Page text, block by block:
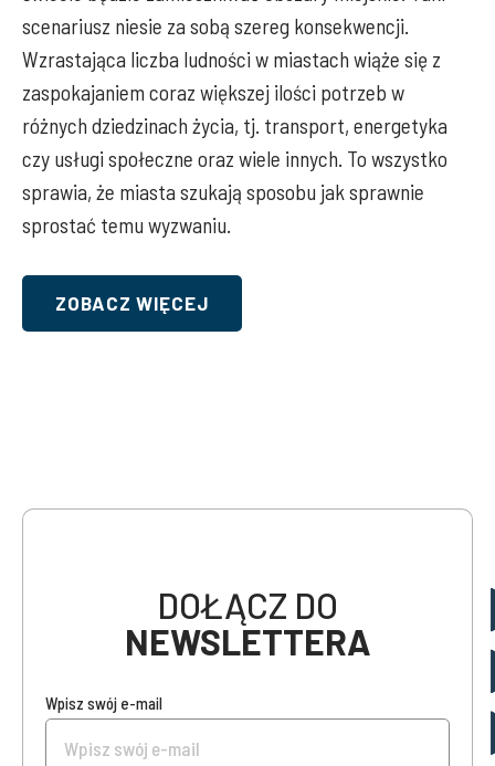
scenariusz niesie za sobą szereg konsekwencji.
Wzrastająca liczba ludności w miastach wiąże się z
zaspokajaniem coraz większej ilości potrzeb w
różnych dziedzinach życia, tj. transport, energetyka
czy usługi społeczne oraz wiele innych. To wszystko
sprawia, że miasta szukają sposobu jak sprawnie
sprostać temu wyzwaniu.
ZOBACZ WIĘCEJ
DOŁĄCZ DO
NEWSLETTERA
Wpisz swój e-mail